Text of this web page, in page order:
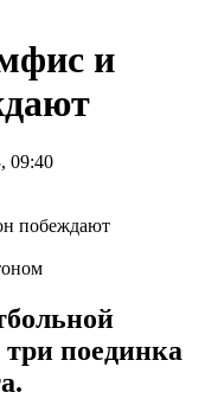
и
09:40
три поединка